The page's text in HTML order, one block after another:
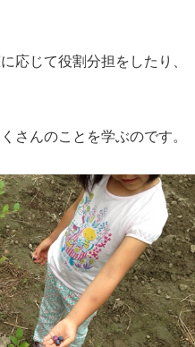
応じて役割分担をしたり、
さんのことを学ぶのです。